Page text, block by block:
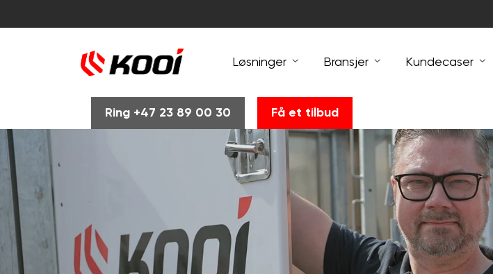
Ring +47 23 89 00 30 Få et tilbud
Løsninger Bransjer Kundecaser